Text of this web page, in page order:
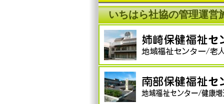
いちはら社協の管理運営